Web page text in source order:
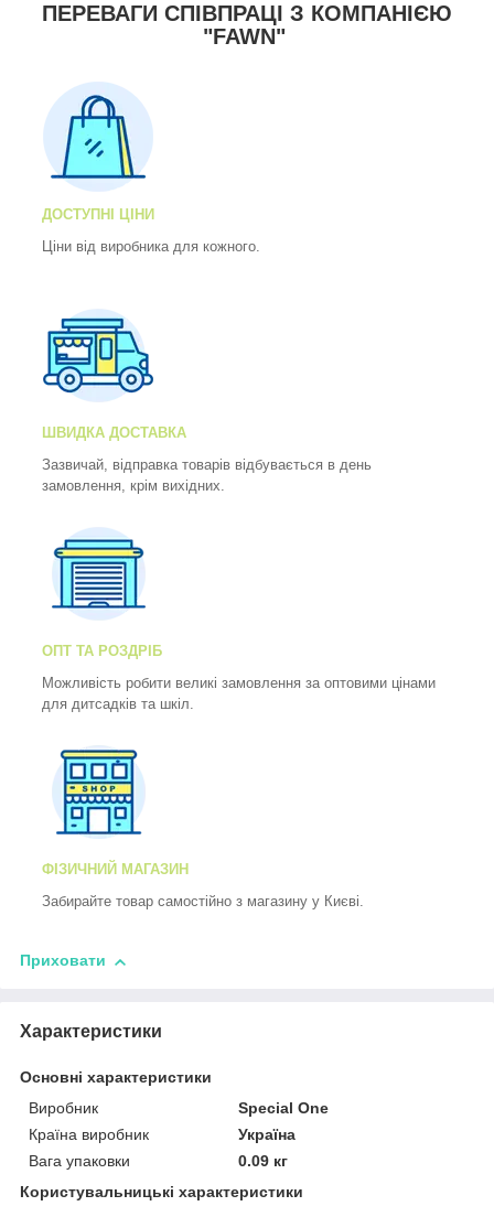
ПЕРЕВАГИ СПІВПРАЦІ З КОМПАНІЄЮ
"FAWN"
ДОСТУПНІ ЦІНИ
Ціни від виробника для кожного.
ШВИДКА ДОСТАВКА
Зазвичай, відправка товарів відбувається в день
замовлення, крім вихідних.
ОПТ ТА РОЗДРІБ
Можливість робити великі замовлення за оптовими цінами
для дитсадків та шкіл.
ФІЗИЧНИЙ МАГАЗИН
Забирайте товар самостійно з магазину у Києві.
Приховати
Характеристики
Основні характеристики
Виробник
Special One
Країна виробник
Україна
Вага упаковки
0.09 кг
Користувальницькі характеристики